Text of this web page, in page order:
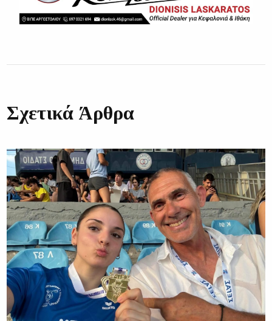
Σχετικά Άρθρα